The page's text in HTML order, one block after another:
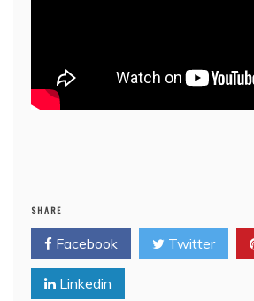
SHARE
Facebook Twitter
Linkedin